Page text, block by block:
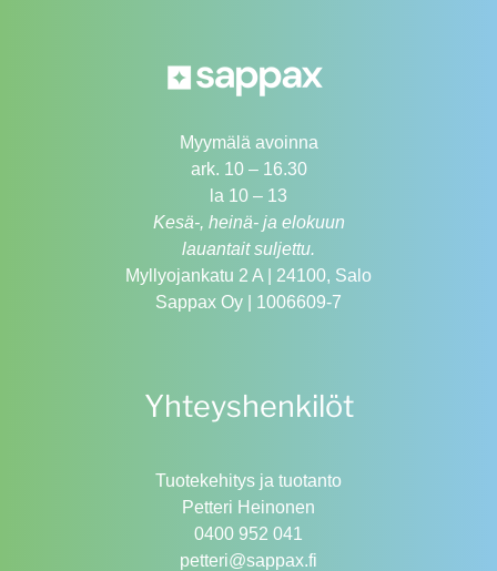
Myymälä avoinna
ark. 10 – 16.30
la 10 – 13
Kesä-, heinä- ja elokuun
lauantait suljettu.
Myllyojankatu 2 A | 24100, Salo
Sappax Oy | 1006609-7
Yhteyshenkilöt
Tuotekehitys ja tuotanto
Petteri Heinonen
0400 952 041
petteri@sappax.fi